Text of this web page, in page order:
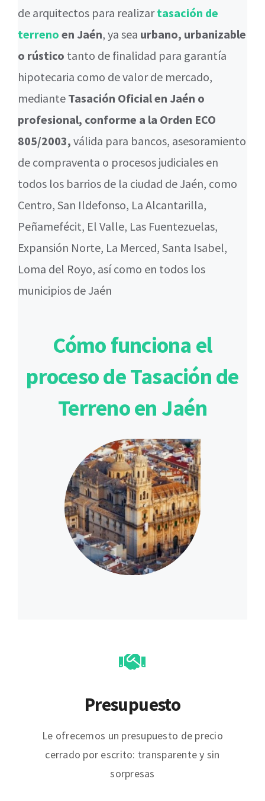
de arquitectos para realizartasación de
terreno en Jaén, ya sea urbano, urbanizable
o rústico tanto de finalidad para garantía
hipotecaria como de valor de mercado,
mediante Tasación Oficial en Jaén o
profesional, conforme a la Orden ECO
805/2003, válida para bancos, asesoramiento
de compraventa o procesos judiciales en
todos los barrios de la ciudad de Jaén, como
Centro, San Ildefonso, La Alcantarilla,
Peñamefécit, El Valle, Las Fuentezuelas,
Expansión Norte, La Merced, Santa Isabel,
Loma del Royo, así como en todos los
municipios de Jaén
Cómo funciona el
proceso de Tasación de
Terreno en Jaén
Presupuesto
Le ofrecemos un presupuesto de precio
cerrado por escrito: transparente y sin
sorpresas